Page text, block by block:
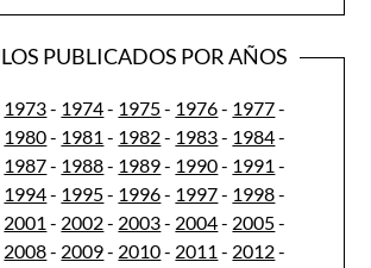
PUBLICADOS POR AÑOS
1973- 1974- 1975- 1976- 1977-
1980- 1981 - 1982- 1983- 1984-
1987- 1988- 1989- 1990- 1991 -
1994- 1995- 1996- 1997- 1998-
2001 - 2002- 2003- 2004- 2005-
2008- 2009- 2010- 2011 - 2012-